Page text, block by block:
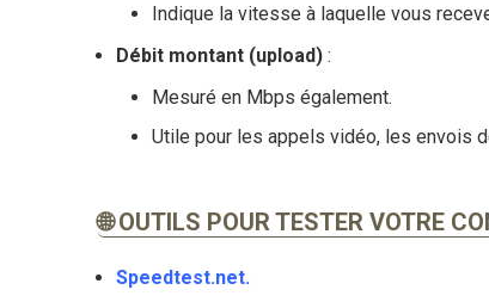
Indique la vitesse à laquelle vous
Débit montant (upload) :
Mesuré en Mbps également.
Utile pour les appels vidéo, les envois
🌐 OUTILS POUR TESTER VOTRE
Speedtest.net.